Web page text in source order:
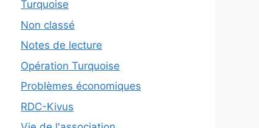
Turquoise
Non classé
Notes de lecture
Opération Turquoise
Problèmes économiques
RDC-Kivus